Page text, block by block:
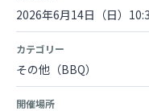
2026年6月14日（日）
カテゴリー
その他（BBQ）
開催場所